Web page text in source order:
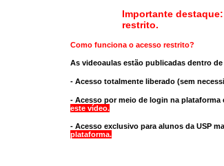
Importante destaque:
restrito.
Como funciona o acesso restrito?
As videoaulas estão publicadas dentro
- Acesso totalmente liberado (sem
- Acesso por meio de login na plataforma
este vídeo.
- Acesso exclusivo para alunos da USP
plataforma.